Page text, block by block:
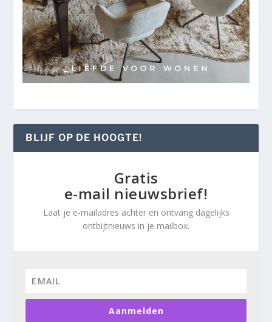
BLIJF OP DE HOOGTE!
Gratis
e-mail nieuwsbrief!
Laat je e-mailadres achter en ontvang dagelijks
ontbijtnieuws in je mailbox.
Aanmelden